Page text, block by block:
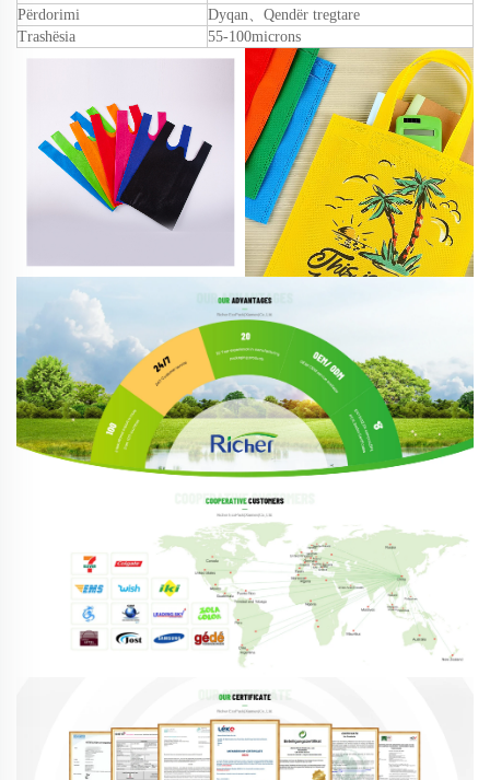
Përdorimi
Dyqan、Qendër tregtare
Trashësia
55-100microns